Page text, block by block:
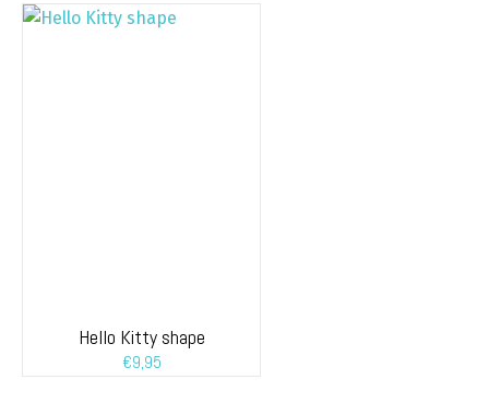
Hello Kitty shape
€9,95